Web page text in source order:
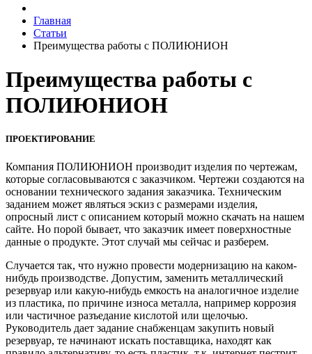
Главная
Статьи
Преимущества работы с ПОЛИЮНИОН
Преимущества работы с
ПОЛИЮНИОН
ПРОЕКТИРОВАНИЕ
Компания ПОЛИЮНИОН производит изделия по чертежам,
которые согласовываются с заказчиком. Чертежи создаются на
основании технического задания заказчика. Техническим
заданием может являться эскиз с размерами изделия,
опросный лист с описанием который можно скачать на нашем
сайте. Но порой бывает, что заказчик имеет поверхностные
данные о продукте. Этот случай мы сейчас и разберем.
Случается так, что нужно провести модернизацию на каком-
нибудь производстве. Допустим, заменить металлический
резервуар или какую-нибудь емкость на аналогичное изделие
из пластика, по причине износа металла, например коррозия
или частичное разъедание кислотой или щелочью.
Руководитель дает задание снабженцам закупить новый
резервуар, те начинают искать поставщика, находят как